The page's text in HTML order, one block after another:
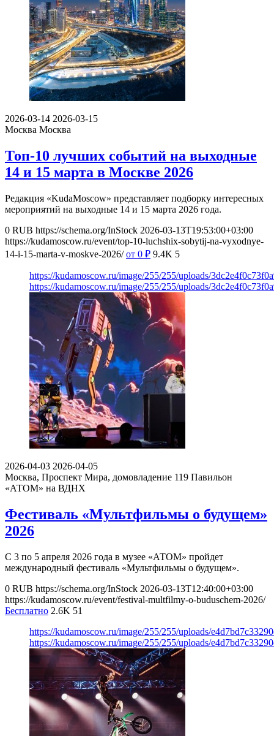
2026-03-14 2026-03-15
Москва Москва
Топ-10 лучших событий на выходные
14 и 15 марта в Москве 2026
Редакция «KudaMoscow» представляет подборку интересных
мероприятий на выходные 14 и 15 марта 2026 года.
0 RUB https://schema.org/InStock 2026-03-13T19:53:00+03:00
https://kudamoscow.ru/event/top-10-luchshix-sobytij-na-vyxodnye-
14-i-15-marta-v-moskve-2026/ от 0 ₽ 9.4K 5
https://kudamoscow.ru/image/255/255/uploads/
https://kudamoscow.ru/image/255/255/uploads/
2026-04-03 2026-04-05
Москва, Проспект Мира, домовладение 119 Павильон
«АТОМ» на ВДНХ
Фестиваль «Мультфильмы о будущем»
2026
С 3 по 5 апреля 2026 года в музее «АТОМ» пройдет
международный фестиваль «Мультфильмы о будущем».
0 RUB https://schema.org/InStock 2026-03-13T12:40:00+03:00
https://kudamoscow.ru/event/festival-multfilmy-o-buduschem-2026/
Бесплатно 2.6K 51
https://kudamoscow.ru/image/255/255/uploads/
https://kudamoscow.ru/image/255/255/uploads/